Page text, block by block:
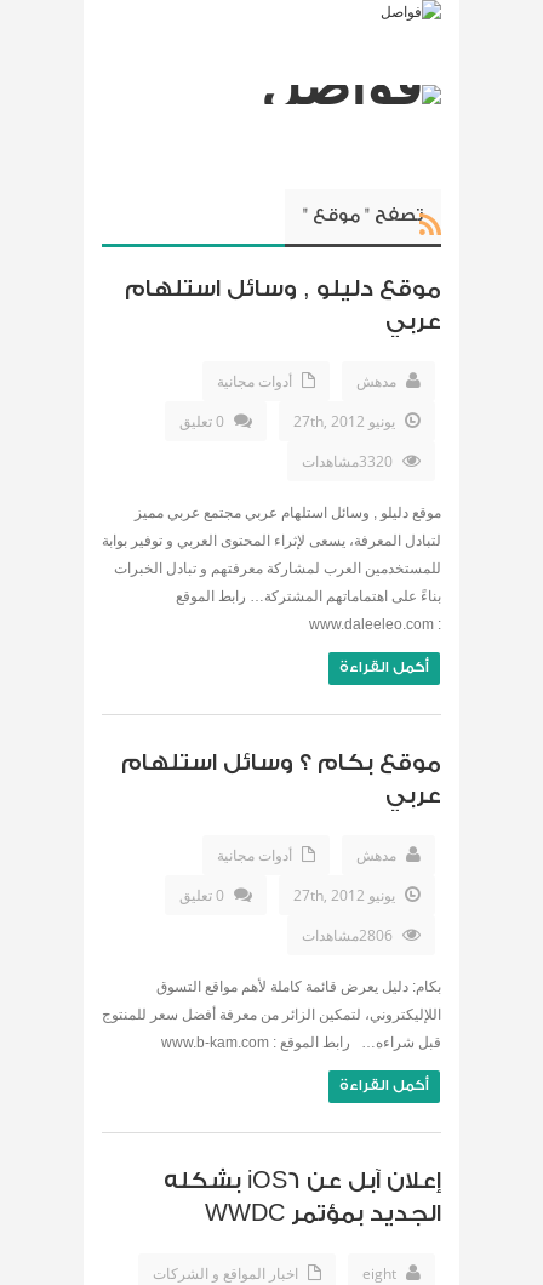
تصفح " موقع "
موقع دليلو , وسائل استلهام
عربي
مدهش
أدوات مجانية
يونيو 27th, 2012
0 تعليق
موقع دليلو , وسائل استلهام عربي مجتمع عربي مميز
لتبادل المعرفة، يسعى لإثراء المحتوى العربي و توفير بوابة
للمستخدمين العرب لمشاركة معرفتهم و تبادل الخبرات
بناءً على اهتماماتهم المشتركة… رابط الموقع
: www.daleeleo.com
أكمل القراءة
موقع بكام ؟ وسائل استلهام
عربي
مدهش
أدوات مجانية
يونيو 27th, 2012
0 تعليق
بكام: دليل يعرض قائمة كاملة لأهم مواقع التسوق
اللإليكتروني، لتمكين الزائر من معرفة أفضل سعر للمنتوج
قبل شراءه… رابط الموقع : www.b-kam.com
أكمل القراءة
إعلان آبل عن iOS6 بشكله
الجديد بمؤتمر WWDC
eight
اخبار المواقع و الشركات